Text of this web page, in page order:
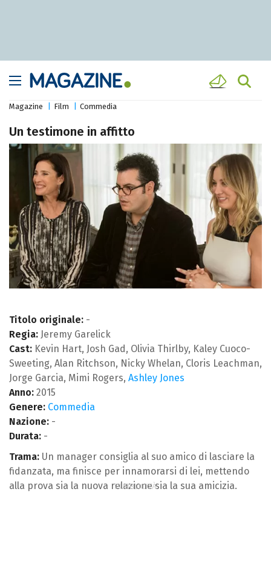
Magazine Film Commedia
Un testimone in affitto
Titolo originale: -
Regia: Jeremy Garelick
Cast: Kevin Hart, Josh Gad, Olivia Thirlby, Kaley Cuoco-
Sweeting, Alan Ritchson, Nicky Whelan, Cloris Leachman,
Jorge Garcia, Mimi Rogers, Ashley Jones
Anno: 2015
Genere: Commedia
Nazione: -
Durata: -
Trama: Un manager consiglia al suo amico di lasciare la
fidanzata, ma finisce per innamorarsi di lei, mettendo
alla prova sia la nuova relazione sia la sua amicizia.